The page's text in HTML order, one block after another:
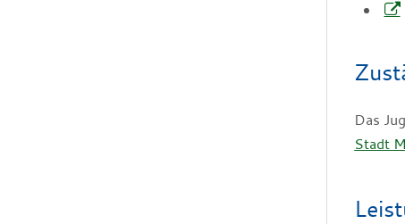
Das
Stadt